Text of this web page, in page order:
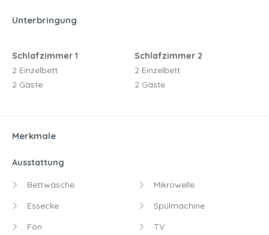
Unterbringung
Schlafzimmer 1
2 Einzelbett
2 Gäste
Schlafzimmer 2
2 Einzelbett
2 Gäste
Merkmale
Ausstattung
Bettwäsche
Essecke
Fön
Mikrowelle
Spülmachine
TV